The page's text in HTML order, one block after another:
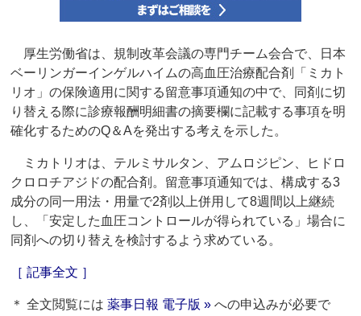
厚生労働省は、規制改革会議の専門チーム会合で、日本
ベーリンガーインゲルハイムの高血圧治療配合剤「ミカト
リオ」の保険適用に関する留意事項通知の中で、同剤に切
り替える際に診療報酬明細書の摘要欄に記載する事項を明
確化するためのQ＆Aを発出する考えを示した。
ミカトリオは、テルミサルタン、アムロジピン、ヒドロ
クロロチアジドの配合剤。留意事項通知では、構成する3
成分の同一用法・用量で2剤以上併用して8週間以上継続
し、「安定した血圧コントロールが得られている」場合に
同剤への切り替えを検討するよう求めている。
［ 記事全文 ］
＊ 全文閲覧には薬事日報 電子版 » への申込みが必要で